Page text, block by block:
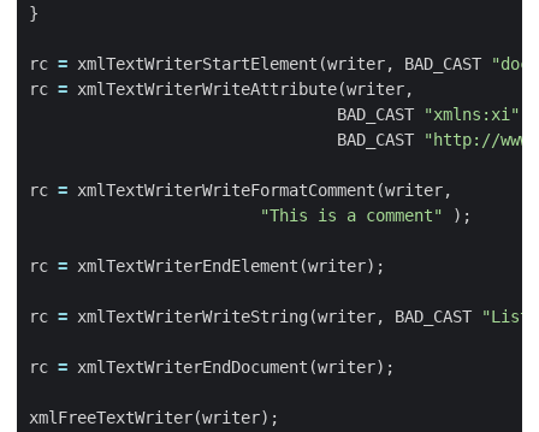
}
rc = xmlTextWriterStartElement (writer, BAD_CAST
rc = xmlTextWriterWriteAttribute(writer,
BAD_CAST
"xmlns:xi"
BAD_CAST
"http://
rc = xmlTextWriterWriteFormatComment (writer,
"This is a comment"
);
rc = xmlTextWriterEndElement (writer);
rc = xmlTextWriterWriteString (writer, BAD_CAST "List
rc = xmlTextWriterEndDocument (writer);
xmlFreeTextWriter(writer);